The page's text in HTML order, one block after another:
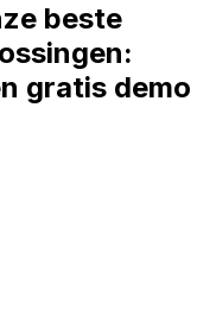
beste
gratis demo